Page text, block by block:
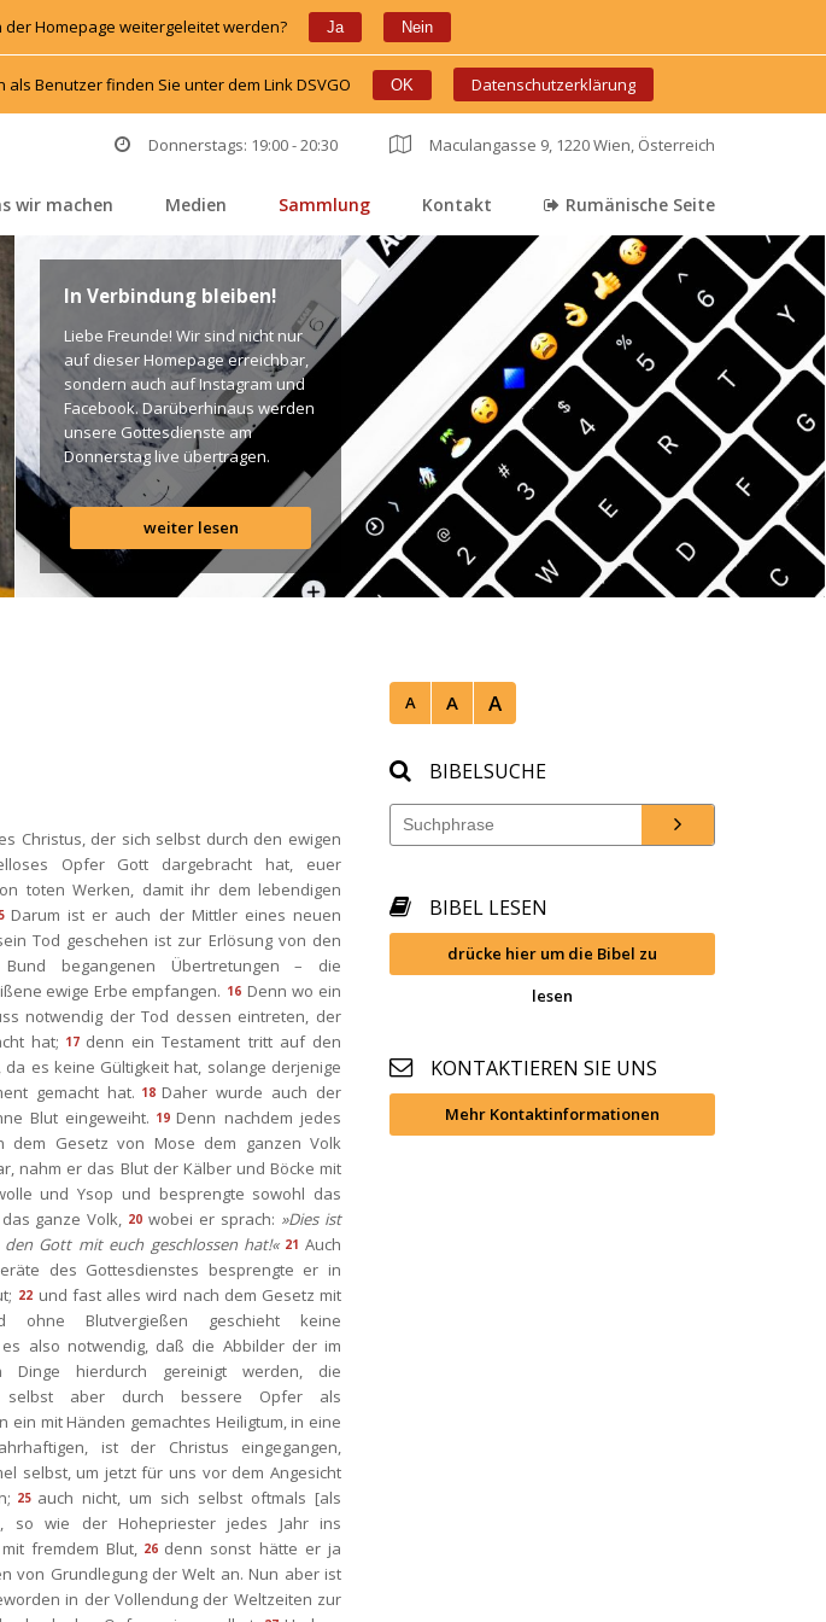
Homepage weitergeleitet werden? Ja Nein
Benutzer finden Sie unter dem Link DSVGO OK Datenschutzerklärung
Donnerstags: 19:00 - 20:30 Maculangasse 9, 1220 Wien, Österreich
wir machen Medien Sammlung Kontakt Rumänische Seite
In Verbindung bleiben!
Liebe Freunde! Wir sind nicht nur
auf dieser Homepage erreichbar,
ondern auch auf Instagram und
Facebook. Darüberhinaus werden
unsere Gottesdienste am
Donnerstag live übertragen.
Unten findet Ihr dazu alle Links.
Gottes Segen! Live-Übertragung
Gottesdienst: http://ro.elim.at/live
Instagram: http://elim.wien
Facebook:
https://www.facebook.com/elimwien/
weiter lesen
A A A
Christus, der sich selbst durch den ewigen
Opfer Gott dargebracht hat, euer
toten Werken, damit ihr dem lebendigen
Darum ist er auch der Mittler eines neuen
Tod geschehen ist zur Erlösung von den
begangenen Übertretungen – die
ewige Erbe empfangen. 16 Denn wo ein
notwendig der Tod dessen eintreten, der
hat; 17 denn ein Testament tritt auf den
es keine Gültigkeit hat, solange derjenige
gemacht hat. 18 Daher wurde auch der
Blut eingeweiht. 19 Denn nachdem jedes
dem Gesetz von Mose dem ganzen Volk
nahm er das Blut der Kälber und Böcke mit
und Ysop und besprengte sowohl das
ganze Volk, 20 wobei er sprach: »Dies ist
Gott mit euch geschlossen hat!« 21 Auch
des Gottesdienstes besprengte er in
22 und fast alles wird nach dem Gesetz mit
ohne Blutvergießen geschieht keine
also notwendig, daß die Abbilder der im
Dinge hierdurch gereinigt werden, die
selbst aber durch bessere Opfer als
ein mit Händen gemachtes Heiligtum, in eine
ist der Christus eingegangen,
selbst, um jetzt für uns vor dem Angesicht
25 auch nicht, um sich selbst oftmals [als
so wie der Hohepriester jedes Jahr ins
fremdem Blut, 26 denn sonst hätte er ja
von Grundlegung der Welt an. Nun aber ist
in der Vollendung der Weltzeiten zur
BIBELSUCHE
BIBEL LESEN
drücke hier um die Bibel zu
lesen
KONTAKTIEREN SIE UNS
Mehr Kontaktinformationen